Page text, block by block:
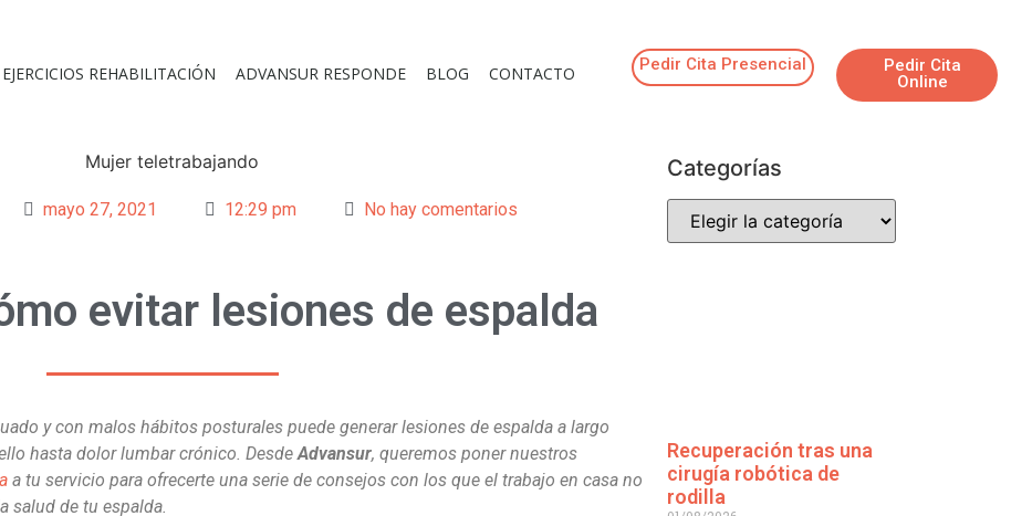
EJERCICIOS REHABILITACIÓN ADVANSUR RESPONDE BLOG CONTACTO Pedir Cita Presencial
Pedir Cita
Online
mayo 27, 2021 12:29 pm No hay comentarios
evitar lesiones de espalda
y con malos hábitos posturales puede generar lesiones de espalda a largo
hasta dolor lumbar crónico. DesdeAdvansur, queremos poner nuestros
a tu servicio para ofrecerte una serie de consejos con los que el trabajo en casa no
salud de tu espalda.
Categorías
Recuperación tras una
cirugía robótica de
rodilla